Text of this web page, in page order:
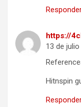
https://
13 de
Hitnspin